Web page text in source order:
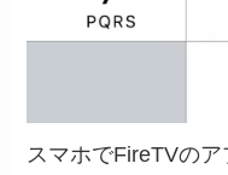
スマホでFireTVの